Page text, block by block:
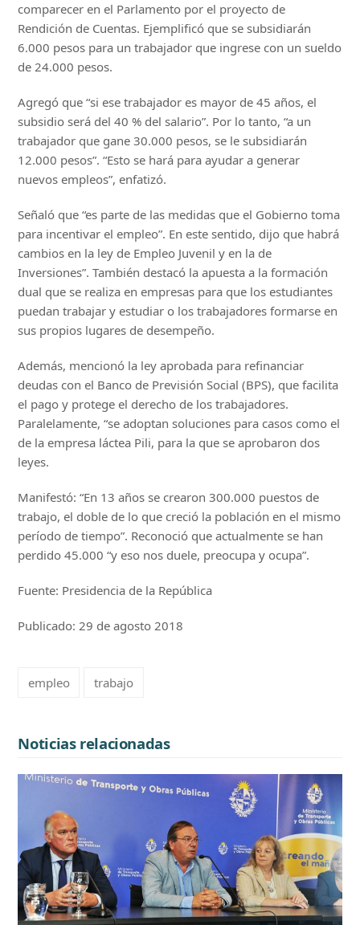
comparecer en el Parlamento por el proyecto de
Rendición de Cuentas. Ejemplificó que se subsidiarán
6.000 pesos para un trabajador que ingrese con un sueldo
de 24.000 pesos.
Agregó que “si ese trabajador es mayor de 45 años, el
subsidio será del 40 % del salario”. Por lo tanto, “a un
trabajador que gane 30.000 pesos, se le subsidiarán
12.000 pesos”. “Esto se hará para ayudar a generar
nuevos empleos”, enfatizó.
Señaló que “es parte de las medidas que el Gobierno toma
para incentivar el empleo”. En este sentido, dijo que habrá
cambios en la ley de Empleo Juvenil y en la de
Inversiones”. También destacó la apuesta a la formación
dual que se realiza en empresas para que los estudiantes
puedan trabajar y estudiar o los trabajadores formarse en
sus propios lugares de desempeño.
Además, mencionó la ley aprobada para refinanciar
deudas con el Banco de Previsión Social (BPS), que facilita
el pago y protege el derecho de los trabajadores.
Paralelamente, “se adoptan soluciones para casos como el
de la empresa láctea Pili, para la que se aprobaron dos
leyes.
Manifestó: “En 13 años se crearon 300.000 puestos de
trabajo, el doble de lo que creció la población en el mismo
período de tiempo”. Reconoció que actualmente se han
perdido 45.000 “y eso nos duele, preocupa y ocupa”.
Fuente: Presidencia de la República
Publicado: 29 de agosto 2018
empleo trabajo
Noticias relacionadas